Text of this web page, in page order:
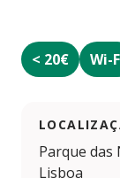
< 20€ Wi-
Parque das
Lisboa